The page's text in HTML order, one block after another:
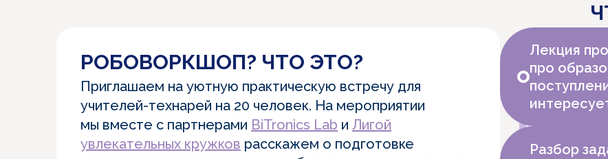
РОБОВОРКШОП? ЧТО ЭТО?
Приглашаем на уютную практическую встречу для
учителей-технарей на 20 человек. На мероприятии
мы вместе с партнерами BiTronics Lab и Лигой
увлекательных кружков расскажем о подготовке
Лекция
про
Разбор